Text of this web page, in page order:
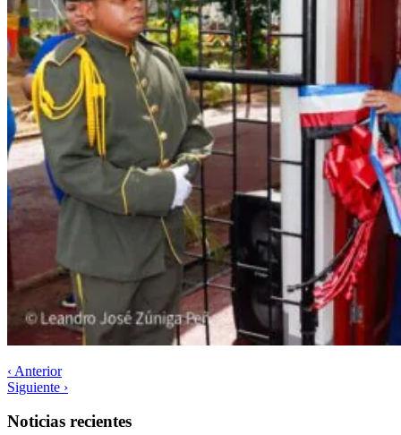
‹ Anterior
Siguiente ›
Noticias recientes